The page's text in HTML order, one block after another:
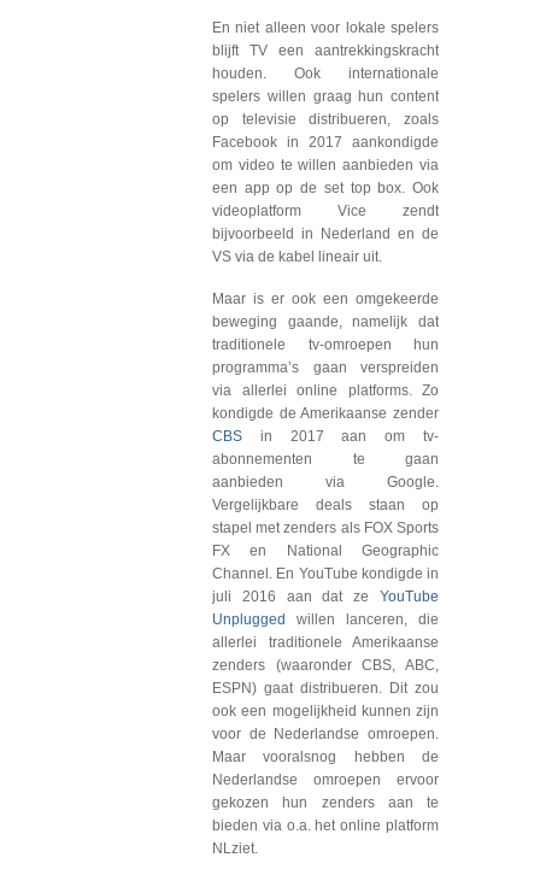
En niet alleen voor lokale spelers
blijft TV een aantrekkingskracht
houden. Ook internationale
spelers willen graag hun content
op televisie distribueren, zoals
Facebook in 2017 aankondigde
om video te willen aanbieden via
een app op de set top box. Ook
videoplatform Vice zendt
bijvoorbeeld in Nederland en de
VS via de kabel lineair uit.
Maar is er ook een omgekeerde
beweging gaande, namelijk dat
traditionele tv-omroepen hun
programma’s gaan verspreiden
via allerlei online platforms. Zo
kondigde de Amerikaanse zender
CBS in 2017 aan om tv-
abonnementen te gaan
aanbieden via Google.
Vergelijkbare deals staan op
stapel met zenders als FOX Sports
FX en National Geographic
Channel. En YouTube kondigde in
juli 2016 aan dat ze YouTube
Unplugged
willen lanceren, die
allerlei traditionele Amerikaanse
zenders (waaronder CBS, ABC,
ESPN) gaat distribueren. Dit zou
ook een mogelijkheid kunnen zijn
voor de Nederlandse omroepen.
Maar vooralsnog hebben de
Nederlandse omroepen ervoor
gekozen hun zenders aan te
bieden via o.a. het online platform
NLziet.